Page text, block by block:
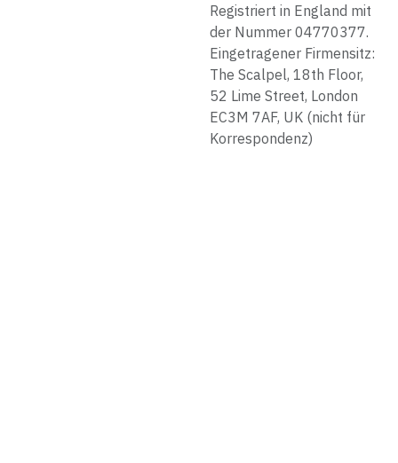
Registriert in England mit
der Nummer 04770377.
Eingetragener Firmensitz:
The Scalpel, 18th Floor,
52 Lime Street, London
EC3M 7AF, UK (nicht für
Korrespondenz)